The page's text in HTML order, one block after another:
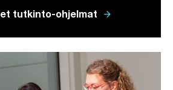
tutkinto-ohjelmat arrow_forward